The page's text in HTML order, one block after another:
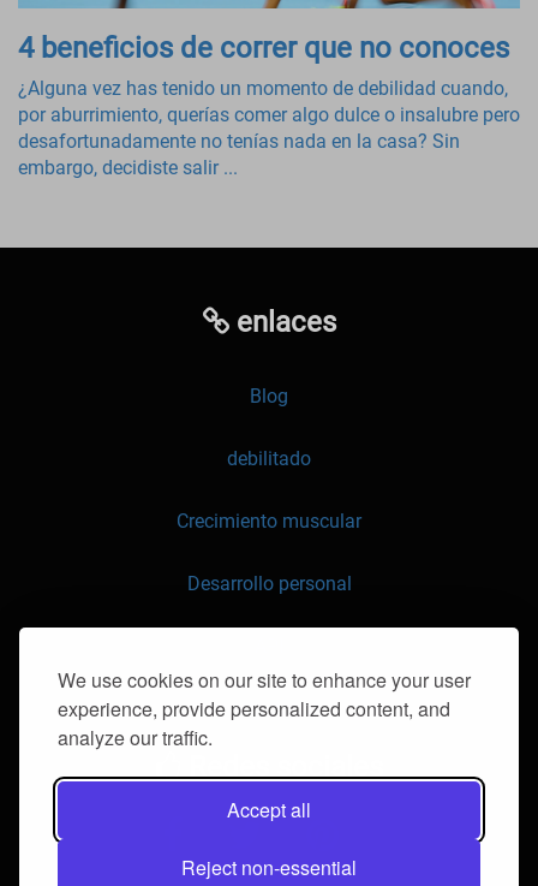
We use cookies on our site to enhance your user
experience, provide personalized content, and
analyze our traffic.
Accept all
Reject non-essential
4 beneficios de correr que no conoces
¿Alguna vez has tenido un momento de debilidad cuando,
por aburrimiento, querías comer algo dulce o insalubre pero
desafortunadamente no tenías nada en la casa? Sin
embargo, decidiste salir ...
enlaces
Blog
debilitado
Crecimiento muscular
Desarrollo personal
contáctenos